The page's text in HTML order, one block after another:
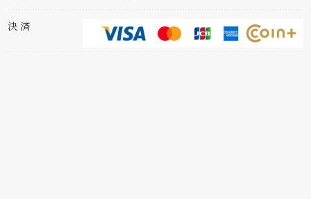
決済